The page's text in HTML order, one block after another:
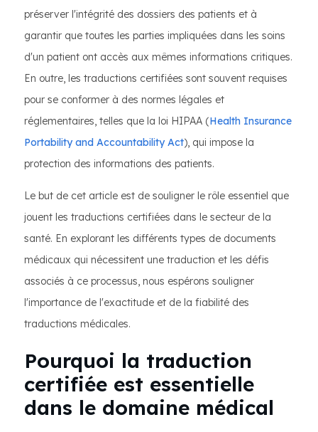
préserver l'intégrité des dossiers des patients et à
garantir que toutes les parties impliquées dans les soins
d'un patient ont accès aux mêmes informations critiques.
En outre, les traductions certifiées sont souvent requises
pour se conformer à des normes légales et
réglementaires, telles que la loi HIPAA (Health Insurance
Portability and Accountability Act), qui impose la
protection des informations des patients.
Le but de cet article est de souligner le rôle essentiel que
jouent les traductions certifiées dans le secteur de la
santé. En explorant les différents types de documents
médicaux qui nécessitent une traduction et les défis
associés à ce processus, nous espérons souligner
l'importance de l'exactitude et de la fiabilité des
traductions médicales.
Pourquoi la traduction
certifiée est essentielle
dans le domaine médical